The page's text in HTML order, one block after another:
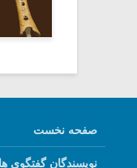
صفحه نخست
نویسندگان گفتگوی